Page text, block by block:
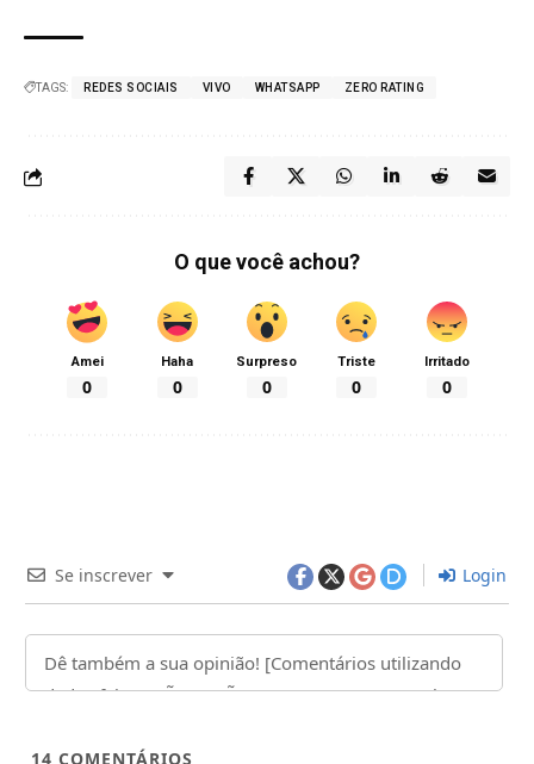
TAGS: REDES SOCIAIS VIVO WHATSAPP ZERO RATING
O que você achou?
Amei
0
Haha
0
Surpreso
0
Triste
0
Irritado
0
Se inscrever Login
14 COMENTÁRIOS